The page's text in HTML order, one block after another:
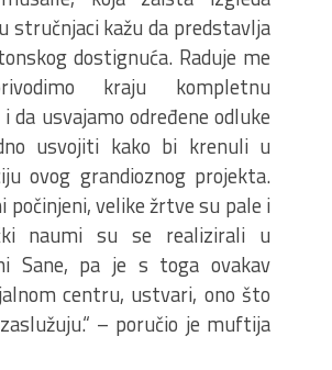
stručnjaci kažu da predstavlja
dostignuća. Raduje me
kraju kompletnu
da usvajamo određene odluke
usvojiti kako bi krenuli u
ovog grandioznog projekta.
počinjeni, velike žrtve su pale i
naumi su se realizirali u
Sane, pa je s toga ovakav
centru, ustvari, ono što
– poručio je muftija